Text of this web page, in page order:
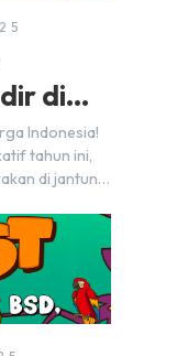
di
Indonesia!
tahun ini,
di jantung
tiga hari